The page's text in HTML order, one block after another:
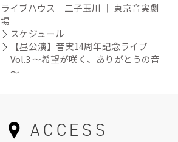
ライブハウス 二子玉川 ｜ 東京音実劇
場
スケジュール
【昼公演】音実14周年記念ライブ
Vol.3 ～希望が咲く、ありがとうの音
～
ACCESS